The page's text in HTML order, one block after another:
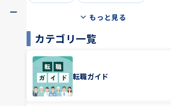
もっと見る
カテゴリ一覧
転職ガイド